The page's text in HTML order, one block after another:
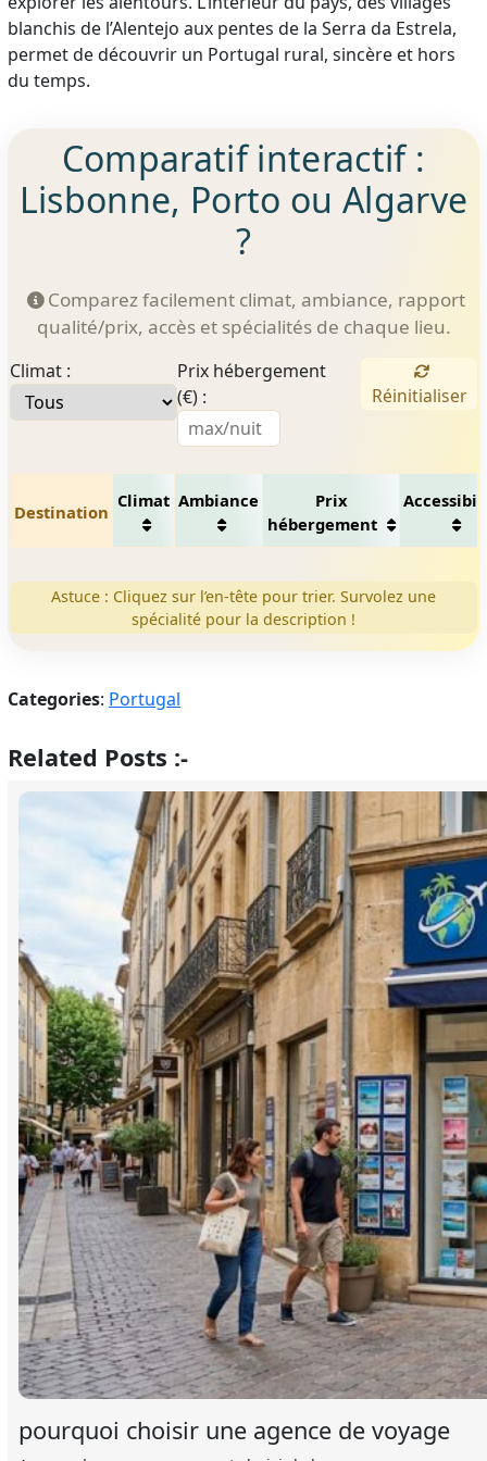
blanchis de l’Alentejo aux pentes de la Serra da Estrela,
permet de découvrir un Portugal rural, sincère et hors
du temps.
Comparatif interactif :
Lisbonne, Porto ou Algarve
?
Comparez facilement climat, ambiance, rapport
qualité/prix, accès et spécialités de chaque lieu.
Climat :
Prix hébergement
(€) :
Réinitialiser
Destination
Climat Ambiance
Prix
hébergement
Astuce : Cliquez sur l’en-tête pour trier. Survolez une
spécialité pour la description !
Categories: Portugal
Related Posts :-
pourquoi choisir une agence de voyage